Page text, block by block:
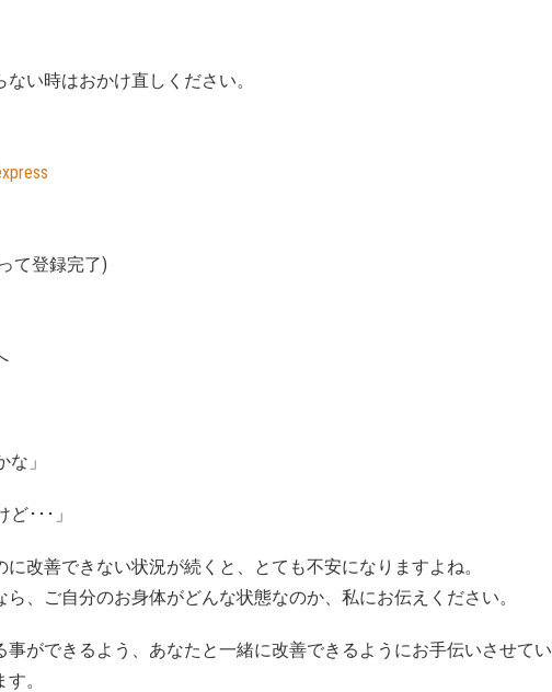
い時はおかけ直しください。
て登録完了)
」
･･･」
改善できない状況が続くと、とても不安になりますよね。
、ご自分のお身体がどんな状態なのか、私にお伝えください。
ができるよう、あなたと一緒に改善できるようにお手伝いさせてい
。